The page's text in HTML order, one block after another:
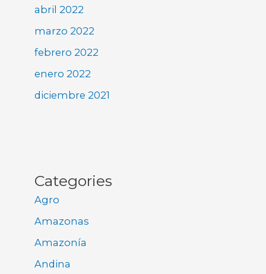
abril 2022
marzo 2022
febrero 2022
enero 2022
diciembre 2021
Categories
Agro
Amazonas
Amazonía
Andina